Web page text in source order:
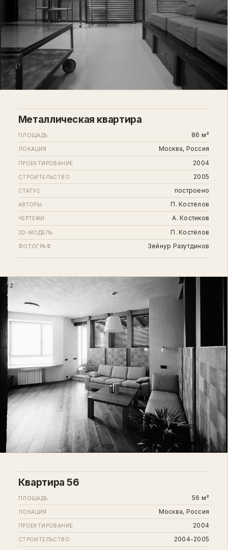
Металлическая квартира
ПЛОЩАДЬ 86 м²
ЛОКАЦИЯ Москва, Россия
ПРОЕКТИРОВАНИЕ 2004
СТРОИТЕЛЬСТВО 2005
СТАТУС построено
АВТОРЫ П. Костёлов
ЧЕРТЕЖИ А. Костиков
3D-МОДЕЛЬ П. Костёлов
ФОТОГРАФ Зейнур Разутдинов
12
Квартира 56
ПЛОЩАДЬ 56 м²
ЛОКАЦИЯ Москва, Россия
ПРОЕКТИРОВАНИЕ 2004
СТРОИТЕЛЬСТВО
2004-2005